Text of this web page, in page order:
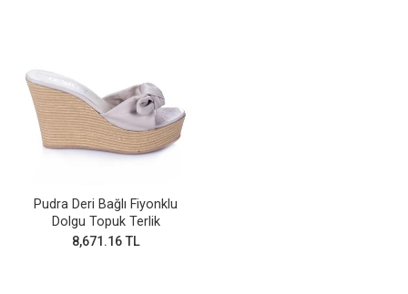
Pudra Deri Bağlı Fiyonklu
Dolgu Topuk Terlik
8,671.16 TL